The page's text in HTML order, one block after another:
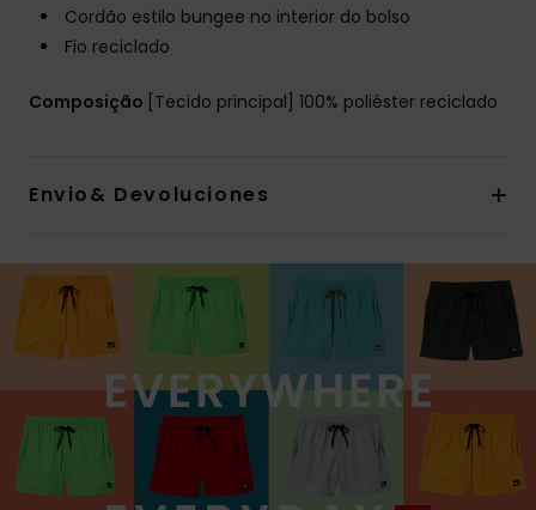
Cordão estilo bungee no interior do bolso
Fio reciclado
Composição [Tecido principal] 100% poliéster reciclado
Envio& Devoluciones